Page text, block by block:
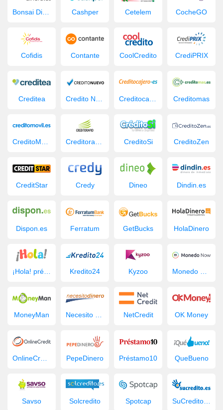
Bonsai Dinero Cashper Cetelem CocheGO
Cofidis Contante CoolCredito CrediPRIX
Creditea Creditomas
CreditoMovil.es Creditorapid CreditoSi CreditoZen
CreditStar Credy Dineo Dindin.es
Dispon.es Ferratum GetBucks HolaDinero
¡Hola! préstamo Kredito24 Kyzoo Monedo Now
MoneyMan NetCredit OK Money
PepeDinero Préstamo10 QueBueno
Savso Solcredito Spotcap SuCredito.es